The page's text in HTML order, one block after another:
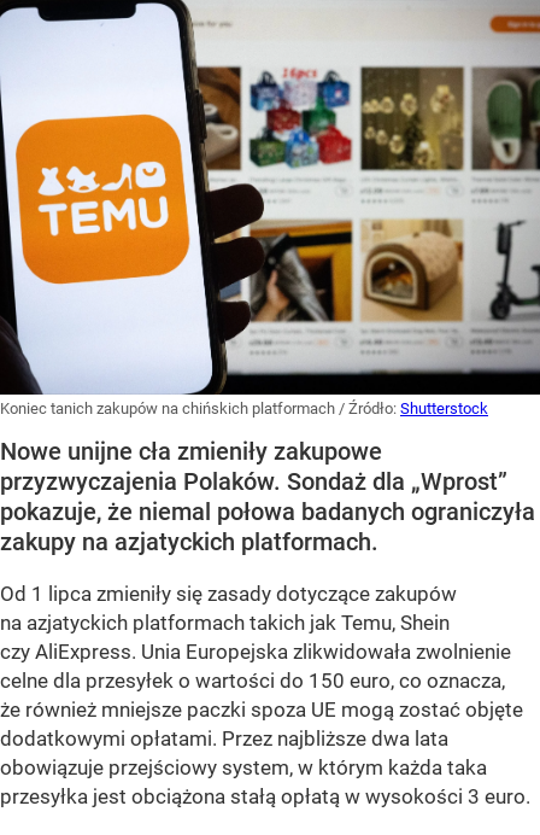
Koniec tanich zakupów na chińskich platformach / Źródło: Shutterstock
Nowe unijne cła zmieniły zakupowe
przyzwyczajenia Polaków. Sondaż dla „Wprost”
pokazuje, że niemal połowa badanych ograniczyła
zakupy na azjatyckich platformach.
Od 1 lipca zmieniły się zasady dotyczące zakupów
na azjatyckich platformach takich jak Temu, Shein
czy AliExpress. Unia Europejska zlikwidowała zwolnienie
celne dla przesyłek o wartości do 150 euro, co oznacza,
że również mniejsze paczki spoza UE mogą zostać objęte
dodatkowymi opłatami. Przez najbliższe dwa lata
obowiązuje przejściowy system, w którym każda taka
przesyłka jest obciążona stałą opłatą w wysokości 3 euro.